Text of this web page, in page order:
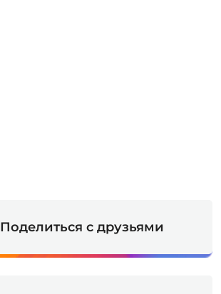
Поделиться с друзьями